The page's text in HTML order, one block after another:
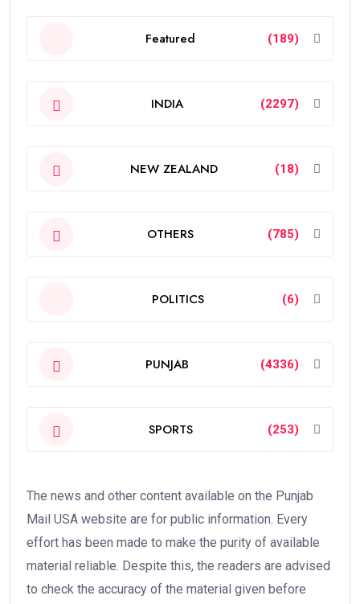
Featured (189)
INDIA (2297)
NEW ZEALAND (18)
OTHERS (785)
POLITICS (6)
PUNJAB (4336)
SPORTS (253)
The news and other content available on the Punjab
Mail USA website are for public information. Every
effort has been made to make the purity of available
material reliable. Despite this, the readers are advised
to check the accuracy of the material given before